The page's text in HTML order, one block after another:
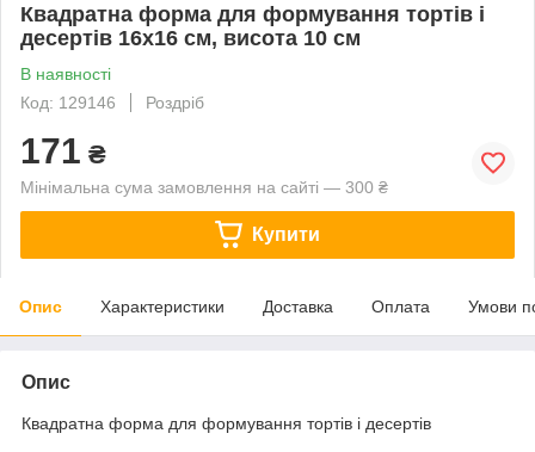
Квадратна форма для формування тортів і
десертів 16х16 см, висота 10 см
В наявності
Код: 129146
Роздріб
171 ₴
Мінімальна сума замовлення на сайті — 300 ₴
Купити
Опис Характеристики Доставка Оплата Умови
Опис
Квадратна форма для формування тортів і десертів